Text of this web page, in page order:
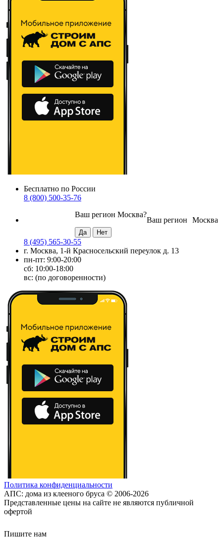
Бесплатно по России
8 (800) 500-35-76
Москва
Ваш регион
Ваш регион Москва?
8 (495) 565-30-55
г. Москва, 1-й Красносельский переулок д. 13
пн-пт: 9:00-20:00
сб: 10:00-18:00
вс: (по договоренности)
Политика конфиденциальности
АПС: дома из клееного бруса © 2006-2026
Представленные цены на сайте не являются публичной
офертой
Пишите нам